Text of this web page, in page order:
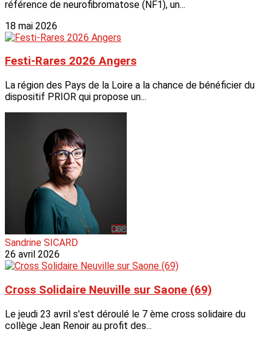
référence de neurofibromatose (NF1), un...
18 mai 2026
Festi-Rares 2026 Angers
La région des Pays de la Loire a la chance de bénéficier du
dispositif PRIOR qui propose un...
Sandrine SICARD
26 avril 2026
Cross Solidaire Neuville sur Saone (69)
Le jeudi 23 avril s'est déroulé le 7 ème cross solidaire du
collège Jean Renoir au profit des...